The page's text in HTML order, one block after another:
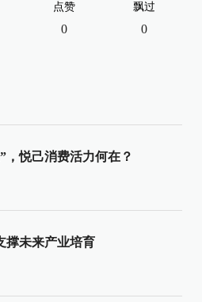
点赞
0
飘过
0
，悦己消费活力何在？
撑未来产业培育